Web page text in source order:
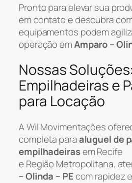
Pronto para elevar sua
em contato e descubra
equipamentos podem
operação emAmparo –
Nossas Soluções:
Empilhadeiras e
para Locação
A Wil Movimentações
completa paraaluguel de
empilhadeirasem Recife
e Região Metropolitana,
– Olinda – PEcom rapidez